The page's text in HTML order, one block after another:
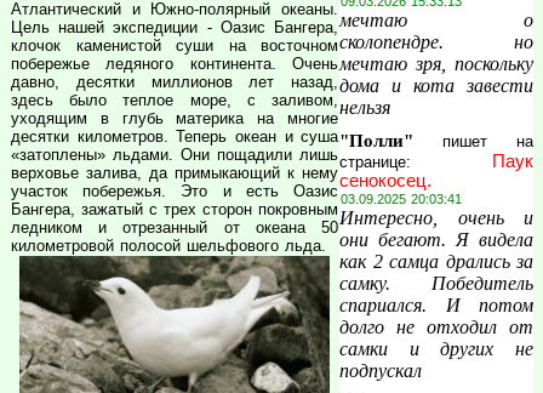
Атлантический и Южно-полярный океаны.
Цель нашей экспедиции - Оазис Бангера,
клочок каменистой суши на восточном
побережье ледяного континента. Очень
давно, десятки миллионов лет назад,
здесь было теплое море, с заливом,
уходящим в глубь материка на многие
десятки километров. Теперь океан и суша
«затоплены» льдами. Они пощадили лишь
верховье залива, да примыкающий к нему
участок побережья. Это и есть Оазис
Бангера, зажатый с трех сторон покровным
ледником и отрезанный от океана 50
километровой полосой шельфового льда.
мечтаю о
сколопендре. но
мечтаю зря, поскольку
дома и кота завести
нельзя
"Полли" пишет на
странице:
Паук
сенокосец.
03.09.2025 20:03:41
Интересно, очень и
они бегают. Я видела
как 2 самца дрались за
самку. Победитель
спариался. И потом
долго не отходил от
самки и других не
подпускал